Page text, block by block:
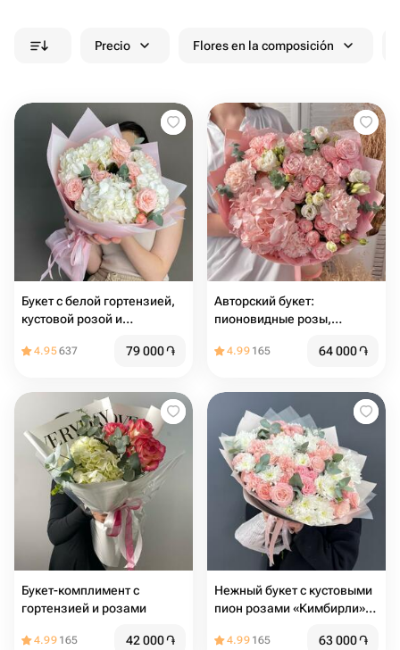
Precio Flores en la composición
Букет с белой гортензией,
кустовой розой и
4.95637 79 000֏
Авторский букет:
пионовидные розы,
диантус, эвкалипт
4.99 165 64 000֏
Букет-комплимент с
гортензией и розами
4.99 165 42 000֏
Нежный букет с кустовыми
пион розами «Кимбирли»
4.99 165 63 000֏